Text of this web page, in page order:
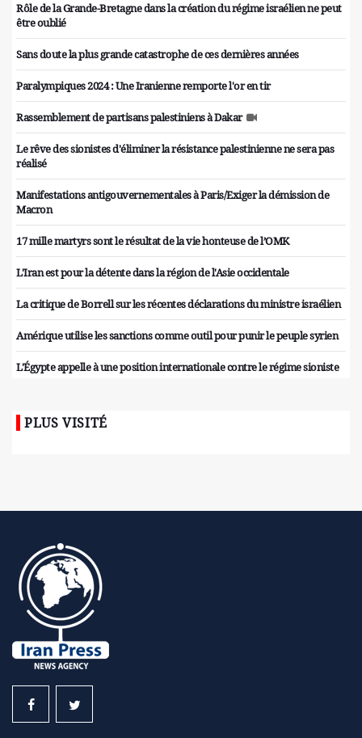
Rôle de la Grande-Bretagne dans la création du régime israélien ne peut
être oublié
Sans doute la plus grande catastrophe de ces dernières années
Paralympiques 2024 : Une Iranienne remporte l'or en tir
Rassemblement de partisans palestiniens à Dakar
Le rêve des sionistes d'éliminer la résistance palestinienne ne sera pas
réalisé
Manifestations antigouvernementales à Paris/Exiger la démission de
Macron
17 mille martyrs sont le résultat de la vie honteuse de l’OMK
L'Iran est pour la détente dans la région de l'Asie occidentale
La critique de Borrell sur les récentes déclarations du ministre israélien
Amérique utilise les sanctions comme outil pour punir le peuple syrien
L'Égypte appelle à une position internationale contre le régime sioniste
PLUS VISITÉ